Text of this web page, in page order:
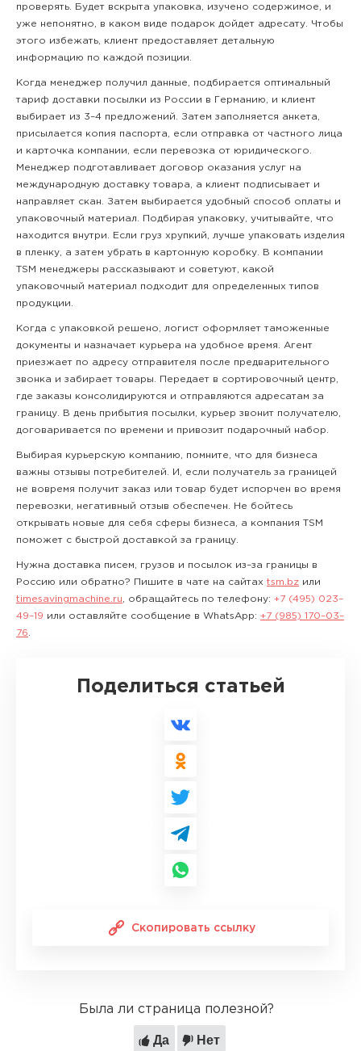
проверять. Будет вскрыта упаковка, изучено содержимое, и
уже непонятно, в каком виде подарок дойдет адресату. Чтобы
этого избежать, клиент предоставляет детальную
информацию по каждой позиции.
Когда менеджер получил данные, подбирается оптимальный
тариф доставки посылки из России в Германию, и клиент
выбирает из 3–4 предложений. Затем заполняется анкета,
присылается копия паспорта, если отправка от частного лица
и карточка компании, если перевозка от юридического.
Менеджер подготавливает договор оказания услуг на
международную доставку товара, а клиент подписывает и
направляет скан. Затем выбирается удобный способ оплаты и
упаковочный материал. Подбирая упаковку, учитывайте, что
находится внутри. Если груз хрупкий, лучше упаковать изделия
в пленку, а затем убрать в картонную коробку. В компании
TSM менеджеры рассказывают и советуют, какой
упаковочный материал подходит для определенных типов
продукции.
Когда с упаковкой решено, логист оформляет таможенные
документы и назначает курьера на удобное время. Агент
приезжает по адресу отправителя после предварительного
звонка и забирает товары. Передает в сортировочный центр,
где заказы консолидируются и отправляются адресатам за
границу. В день прибытия посылки, курьер звонит получателю,
договаривается по времени и привозит подарочный набор.
Выбирая курьерскую компанию, помните, что для бизнеса
важны отзывы потребителей. И, если получатель за границей
не вовремя получит заказ или товар будет испорчен во время
перевозки, негативный отзыв обеспечен. Не бойтесь
открывать новые для себя сферы бизнеса, а компания TSM
поможет с быстрой доставкой за границу.
Нужна доставка писем, грузов и посылок из–за границы в
Россию или обратно? Пишите в чате на сайтах tsm.bz или
timesavingmachine.ru , обращайтесь по телефону: +7 (495) 023–
49–19 или оставляйте сообщение в WhatsApp: +7 (985) 170–03–
76
Поделиться статьей
Скопировать ссылку
Была ли страница полезной?
Да Нет